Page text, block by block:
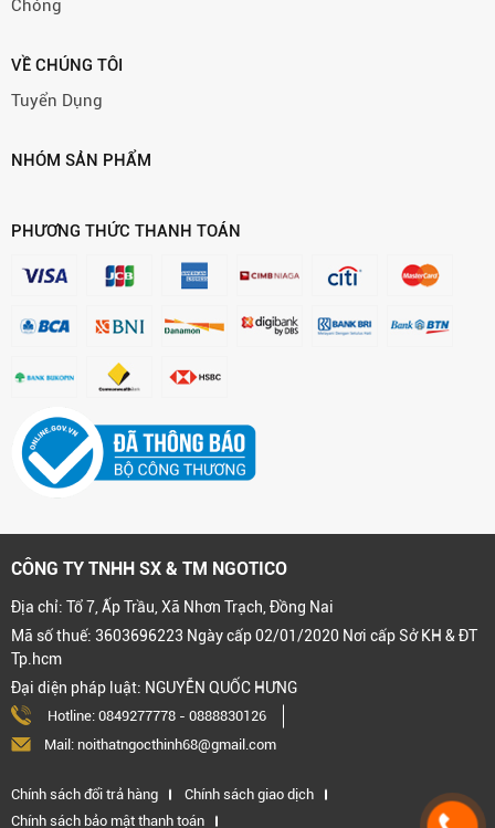
Chóng
VỀ CHÚNG TÔI
Tuyển Dụng
NHÓM SẢN PHẨM
PHƯƠNG THỨC THANH TOÁN
CÔNG TY TNHH SX & TM NGOTICO
Địa chỉ: Tổ 7, Ấp Trầu, Xã Nhơn Trạch, Đồng Nai
Mã số thuế: 3603696223 Ngày cấp 02/01/2020 Nơi cấp Sở KH & ĐT
Tp.hcm
Đại diện pháp luật: NGUYỄN QUỐC HƯNG
Hotline: 0849277778 - 0888830126
Mail: noithatngocthinh68@gmail.com
Chính sách đổi trả hàng
Chính sách giao dịch
Chính sách bảo mật thanh toán